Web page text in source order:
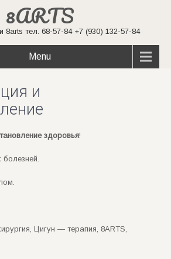
8ARTS
8arts тел. 68-57-84 +7 (930) 132-57-84
Menu
и
здоровья!
болезней.
Цигун — терапия, 8ARTS,